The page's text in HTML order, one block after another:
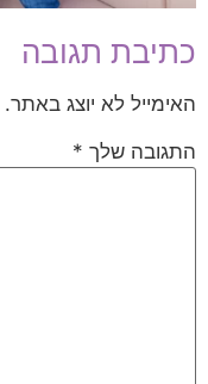
כתיבת תגובה
האימייל לא יוצג באתר.
התגובה שלך *